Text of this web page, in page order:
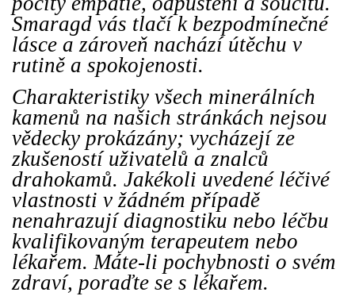
Smaragd vás tlačí k bezpodmínečné
lásce a zároveň nachází útěchu v
rutině a spokojenosti.
Charakteristiky všech minerálních
kamenů na našich stránkách nejsou
vědecky prokázány; vycházejí ze
zkušeností uživatelů a znalců
drahokamů. Jakékoli uvedené léčivé
vlastnosti v žádném případě
nenahrazují diagnostiku nebo léčbu
kvalifikovaným terapeutem nebo
lékařem. Máte-li pochybnosti o svém
zdraví, poraďte se s lékařem.